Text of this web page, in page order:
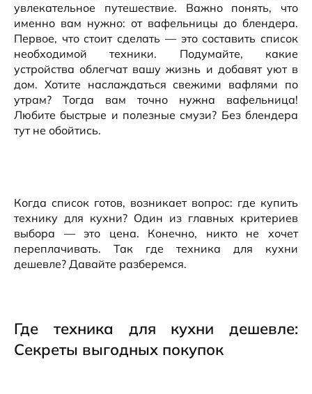
увлекательное путешествие. Важно понять, что
именно вам нужно: от вафельницы до блендера.
Первое, что стоит сделать — это составить список
необходимой техники. Подумайте, какие
устройства облегчат вашу жизнь и добавят уют в
дом. Хотите наслаждаться свежими вафлями по
утрам? Тогда вам точно нужна вафельница!
Любите быстрые и полезные смузи? Без блендера
тут не обойтись.
Когда список готов, возникает вопрос: где купить
технику для кухни? Один из главных критериев
выбора — это цена. Конечно, никто не хочет
переплачивать. Так где техника для кухни
дешевле? Давайте разберемся.
Где техника для кухни дешевле:
Секреты выгодных покупок